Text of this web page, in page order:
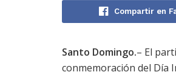
Compartir en
Santo Domingo.– El
conmemoración del Día